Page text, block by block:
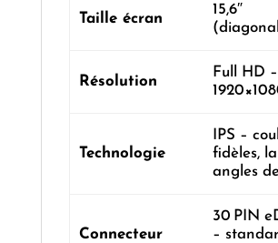
Taille écran
15,6″
Résolution
Full HD –
Technologie
IPS –
fidèles,
angles
Connecteur
30 PIN
–